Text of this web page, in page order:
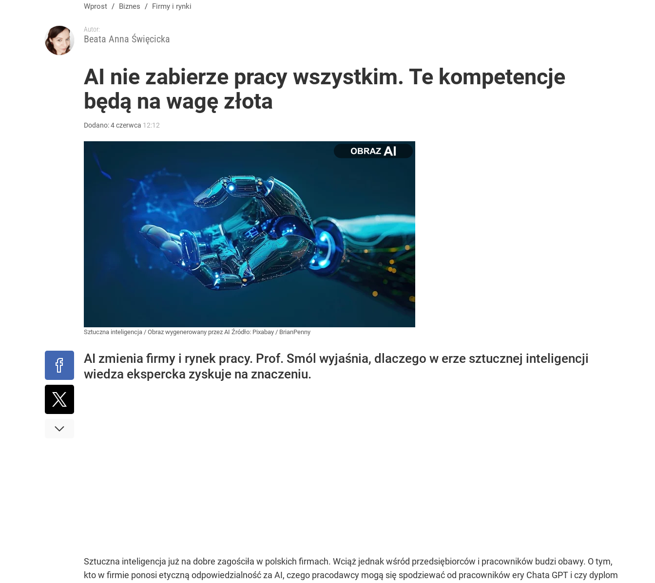
Wprost / Biznes / Firmy i rynki
Autor:
Beata Anna Święcicka
AI nie zabierze pracy wszystkim. Te kompetencje
będą na wagę złota
Dodano:4czerwca 12:12
Sztuczna inteligencja / Obraz wygenerowany przez AI Źródło: Pixabay / BrianPenny
AI zmienia firmy i rynek pracy. Prof. Smól wyjaśnia, dlaczego w erze sztucznej inteligencji
wiedza ekspercka zyskuje na znaczeniu.
Sztuczna inteligencja już na dobre zagościła w polskich firmach. Wciąż jednak wśród przedsiębiorców i pracowników budzi obawy. O tym,
kto w firmie ponosi etyczną odpowiedzialność za AI, czego pracodawcy mogą się spodziewać od pracowników ery Chata GPT i czy dyplom